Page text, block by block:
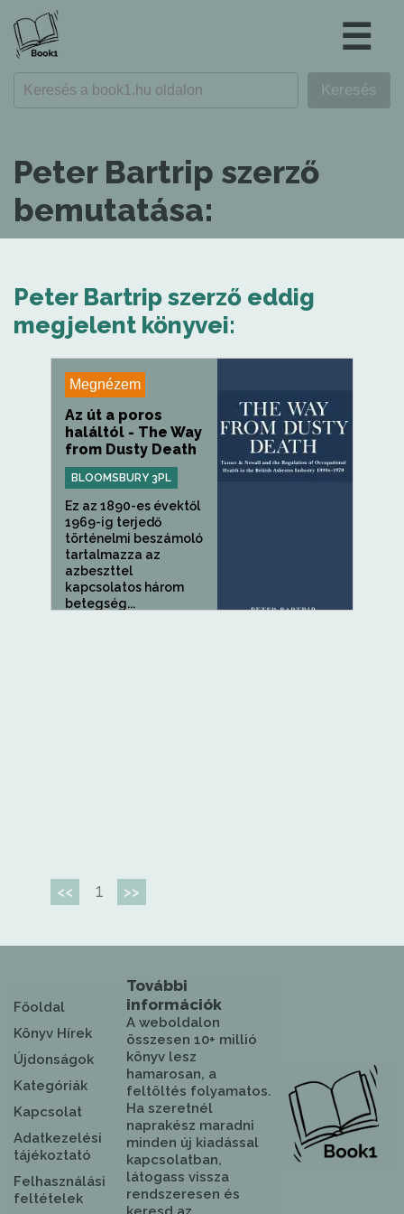
☰
Peter Bartrip szerző
bemutatása:
Peter Bartrip szerző eddig
megjelent könyvei:
Megnézem
Az út a poros
haláltól - The Way
from Dusty Death
BLOOMSBURY 3PL
Ez az 1890-es évektől
1969-ig terjedő
történelmi beszámoló
tartalmazza az
azbeszttel
kapcsolatos három
betegség...
<< 1 >>
Főoldal
Könyv Hírek
Újdonságok
Kategóriák
Kapcsolat
Adatkezelési
tájékoztató
Felhasználási
feltételek
További
információk
A weboldalon
összesen 10+ millió
könyv lesz
hamarosan, a
feltöltés folyamatos.
Ha szeretnél
naprakész maradni
minden új kiadással
kapcsolatban,
látogass vissza
rendszeresen és